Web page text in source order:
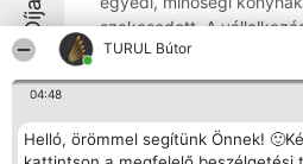
TURUL Bútor
04:48
Helló, örömmel segítünk Önnek!
szakosodott. A
elegáns konyhabútorok
megoldásokat, ahol
8.8